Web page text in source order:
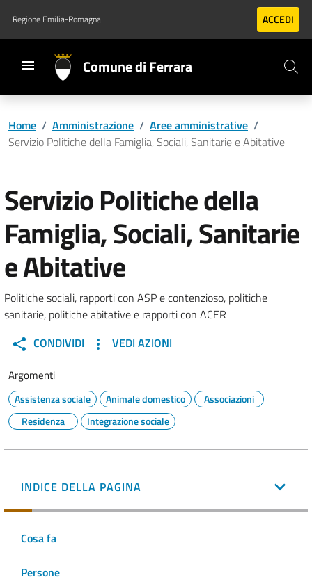
Vai al contenuto principale
Vai al footer
Regione Emilia-Romagna ACCEDI
Comune di Ferrara
Home / Amministrazione / Aree amministrative /
Servizio Politiche della Famiglia, Sociali, Sanitarie e Abitative
Servizio Politiche della
Famiglia, Sociali, Sanitarie
e Abitative
Politiche sociali, rapporti con ASP e contenzioso, politiche
sanitarie, politiche abitative e rapporti con ACER
CONDIVIDI
VEDI AZIONI
Argomenti
Assistenza sociale Animale domestico
Associazioni
Residenza
Integrazione sociale
INDICE DELLA PAGINA
Cosa fa
Persone